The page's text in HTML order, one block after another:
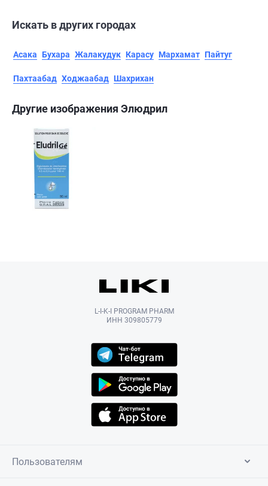
Искать в других городах
Асака Бухара Жалакудук Карасу Мархамат Пайтуг
Пахтаабад Ходжаабад Шахрихан
Другие изображения Элюдрил
L-I-K-I PROGRAM PHARM
ИНН 309805779
Пользователям